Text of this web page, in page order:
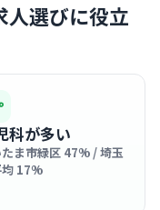
人選びに役立
科が多い
ま市緑区 47% / 埼玉
均 17%